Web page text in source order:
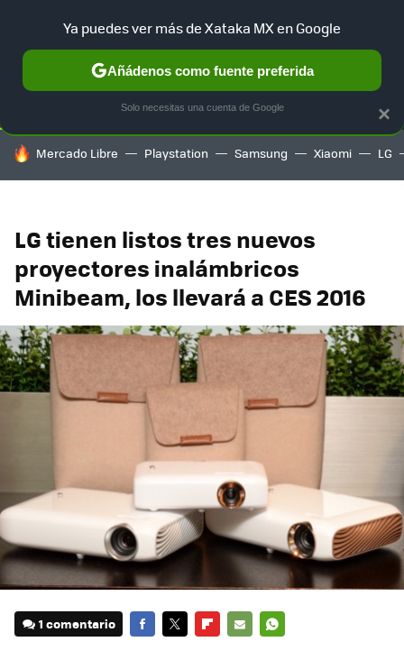
SELECCIÓN GAMING HOME AUTO TERRITORIO
HOY SE HABLA DE
Mercado Libre Playstation Samsung Xiaomi LG
LG tienen listos tres nuevos
proyectores inalámbricos
Minibeam, los llevará a CES 2016
1 comentario
×
Ya puedes ver más de Xataka MX en Google
Añádenos como fuente preferida
Solo necesitas una cuenta de Google